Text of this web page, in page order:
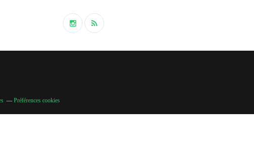
Préférences cookies